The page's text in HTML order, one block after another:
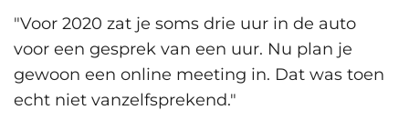
"Voor 2020 zat je soms drie uur in de auto
voor een gesprek van een uur. Nu plan je
gewoon een online meeting in. Dat was toen
echt niet vanzelfsprekend."